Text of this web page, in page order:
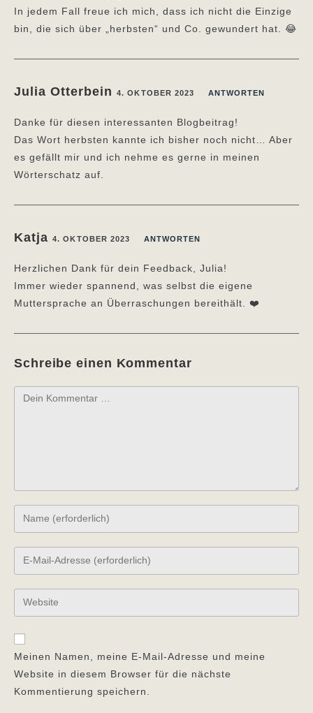
In jedem Fall freue ich mich, dass ich nicht die Einzige
bin, die sich über „herbsten“ und Co. gewundert hat. 😂
Julia Otterbein 4. OKTOBER 2023 ANTWORTEN
Danke für diesen interessanten Blogbeitrag!
Das Wort herbsten kannte ich bisher noch nicht… Aber
es gefällt mir und ich nehme es gerne in meinen
Wörterschatz auf.
Katja 4. OKTOBER 2023 ANTWORTEN
Herzlichen Dank für dein Feedback, Julia!
Immer wieder spannend, was selbst die eigene
Muttersprache an Überraschungen bereithält. ❤️
Schreibe einen Kommentar
Kommentar
Gib
deinen
Namen
oder
zum
Kommentieren
ein
Gib
deine
E-
Mail-
zum
Kommentieren
ein
Gib
deine
Website-
Meinen Namen, meine E-Mail-Adresse und meine
Website in diesem Browser für die nächste
Kommentierung speichern.